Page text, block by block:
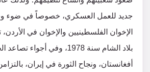
جديد للعمل العسكري، خصوصاً في ضوء
الإخوان الفلسطينيين والإخوان في
بلاد الشام سنة 1978، وفي أجواء
أفغانستان، ونجاح الثورة في إيران،